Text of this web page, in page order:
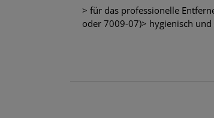
> für das professionelle
oder 7009-07)> hygienisch